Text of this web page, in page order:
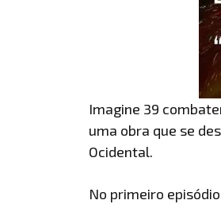
Imagine 39
uma obra que se
Ocidental.
No primeiro